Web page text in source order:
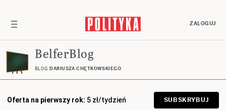
ZALOGUJ
BelferBlog
BLOG DARIUSZA CHĘTKOWSKIEGO
Oferta na pierwszy rok: 5 zł/tydzień SUBSKRYBUJ